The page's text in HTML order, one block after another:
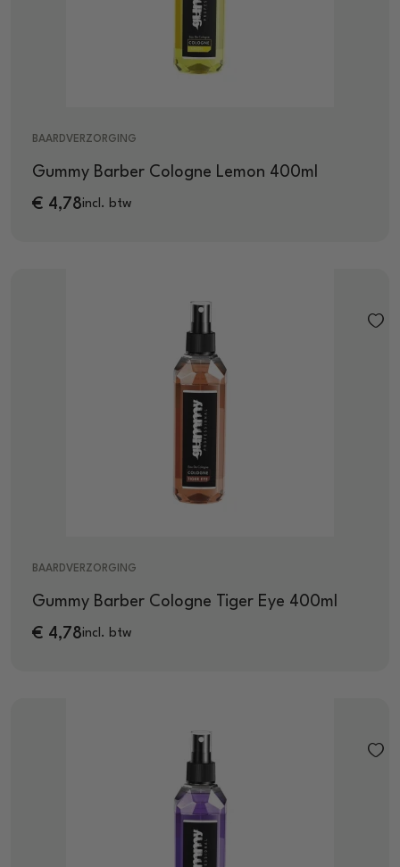
BAARDVERZORGING
Gummy Barber Cologne Lemon 400ml
€ 4,78incl. btw
BAARDVERZORGING
Gummy Barber Cologne Tiger Eye 400ml
€ 4,78incl. btw